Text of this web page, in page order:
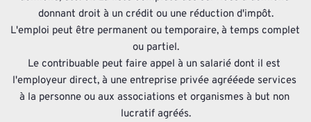
donnant droit à un crédit ou une réduction d'impôt.
L'emploi peut être permanent ou temporaire, à temps complet
ou partiel.
Le contribuable peut faire appel à un salarié dont il est
l'employeur direct, à une entreprise privée agrééede services
à la personne ou aux associations et organismes à but non
lucratif agréés.